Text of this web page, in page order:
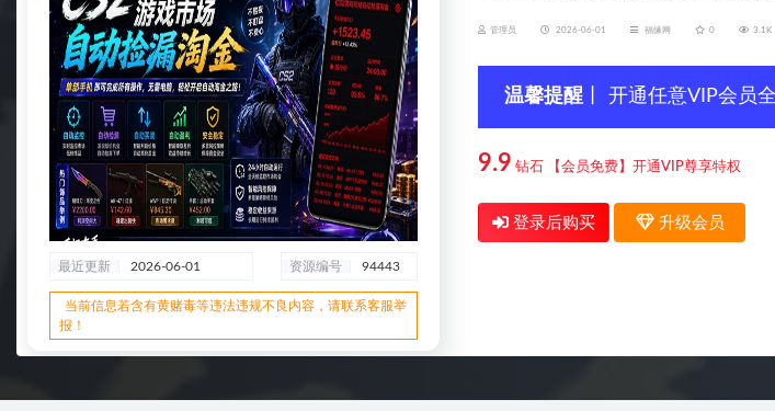
最近更新 2026-06-01 资源编号 94443
当前信息若含有黄赌毒等违法违规不良内容，请联系客服举
报！
管理员 2026-06-01 福缘网 0 3.1K
温馨提醒 丨 开通任意VIP会员
9.9 钻石 【会员免费】开通VIP尊享特权
登录后购买 升级会员